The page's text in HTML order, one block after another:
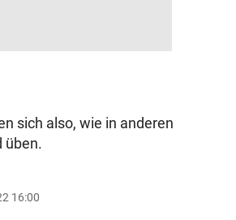
sich also, wie in anderen
üben.
16:00